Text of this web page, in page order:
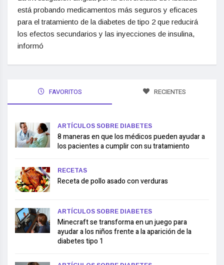
está probando medicamentos más seguros y eficaces
para el tratamiento de la diabetes de tipo 2 que reducirá
los efectos secundarios y las inyecciones de insulina,
informó
FAVORITOS RECIENTES
ARTÍCULOS SOBRE DIABETES
8 maneras en que los médicos pueden ayudar a
los pacientes a cumplir con su tratamiento
RECETAS
Receta de pollo asado con verduras
ARTÍCULOS SOBRE DIABETES
Minecraft se transforma en un juego para
ayudar a los niños frente a la aparición de la
diabetes tipo 1